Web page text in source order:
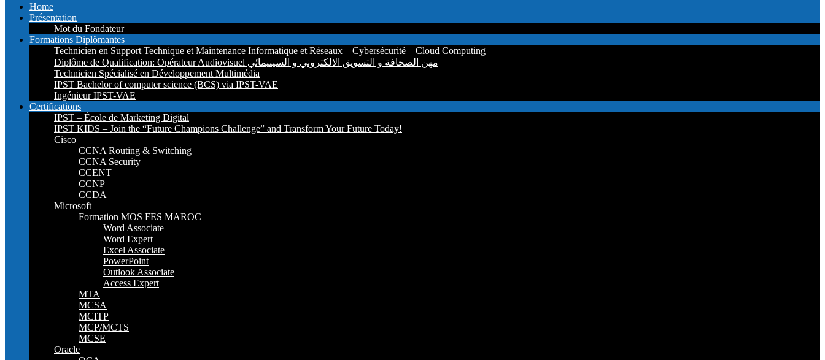
Home
Présentation
Mot du Fondateur
Formations Diplômantes
Technicien en Support Technique et Maintenance Informatique et Réseaux – Cybersécurité – Cloud Computing
Diplôme de Qualification: Opérateur Audiovisuel مهن الصحافة و التسويق الالكتروني و السينيمائي
Technicien Spécialisé en Développement Multimédia
IPST Bachelor of computer science (BCS) via IPST-VAE
Ingénieur IPST-VAE
Certifications
IPST – École de Marketing Digital
IPST KIDS – Join the “Future Champions Challenge” and Transform Your Future Today!
Cisco
CCNA Routing & Switching
CCNA Security
CCENT
CCNP
CCDA
Microsoft
Formation MOS FES MAROC
Word Associate
Word Expert
Excel Associate
PowerPoint
Outlook Associate
Access Expert
MTA
MCSA
MCITP
MCP/MCTS
MCSE
Oracle